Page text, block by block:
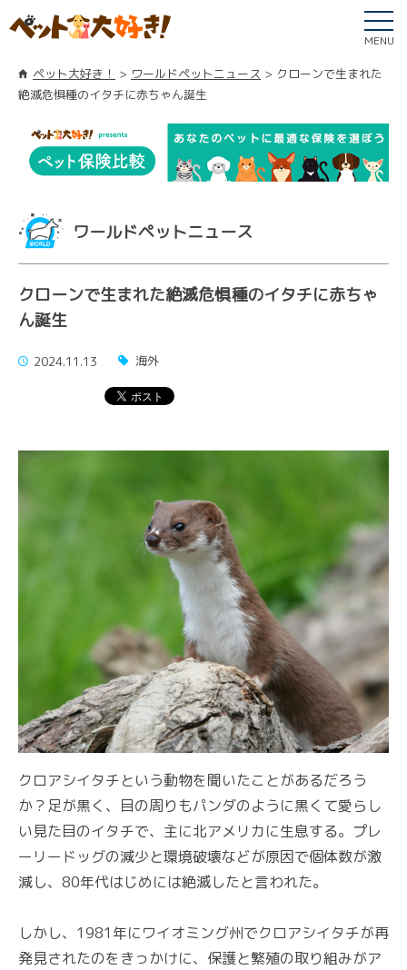
MENU
ペット大好き！ ワールドペットニュース
クローンで生まれた
絶滅危惧種のイタチに赤ちゃん誕生
ワールドペットニュース
クローンで生まれた絶滅危惧種のイタチに赤ちゃ
ん誕生
2024.11.13 海外
クロアシイタチという動物を聞いたことがあるだろう
か？足が黒く、目の周りもパンダのように黒くて愛らし
い見た目のイタチで、主に北アメリカに生息する。プレ
ーリードッグの減少と環境破壊などが原因で個体数が激
減し、80年代はじめには絶滅したと言われた。
しかし、1981年にワイオミング州でクロアシイタチが再
発見されたのをきっかけに、保護と繁殖の取り組みがア